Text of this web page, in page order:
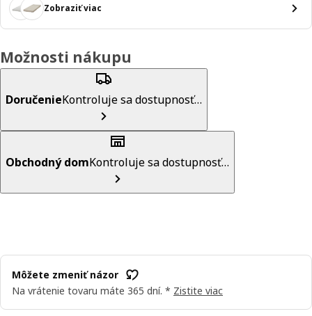
Zobraziť viac
Možnosti nákupu
DoručenieKontroluje sa dostupnosť…
Obchodný domKontroluje sa dostupnosť…
Môžete zmeniť názor
Na vrátenie tovaru máte 365 dní. * Zistite viac